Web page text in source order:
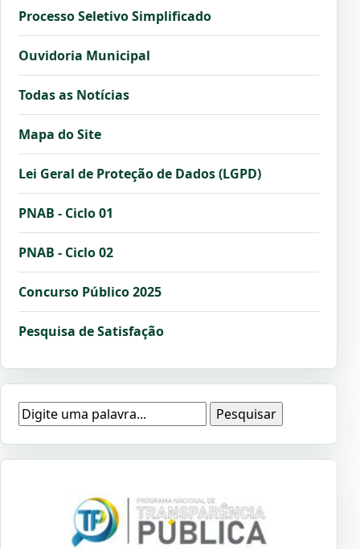
Processo Seletivo Simplificado
Ouvidoria Municipal
Todas as Notícias
Mapa do Site
Lei Geral de Proteção de Dados (LGPD)
PNAB - Ciclo 01
PNAB - Ciclo 02
Concurso Público 2025
Pesquisa de Satisfação
Pesquisar